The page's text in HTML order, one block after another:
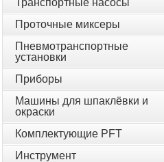
Транспортные насосы
Проточные миксеры
Пневмотранспортные
установки
Приборы
Машины для шпаклёвки и
окраски
Комплектующие PFT
Инструмент